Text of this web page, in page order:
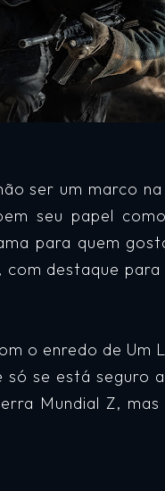
ser um marco
seu papel
para quem
destaque
o enredo de Um
só se está seguro
Mundial Z,